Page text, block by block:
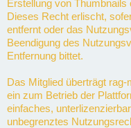
Erstellung von Thumbnails
Dieses Recht erlischt,
entfernt oder das
Beendigung des
Entfernung bittet.
Das Mitglied überträgt rag-
ein zum Betrieb der
einfaches,
unbegrenztes